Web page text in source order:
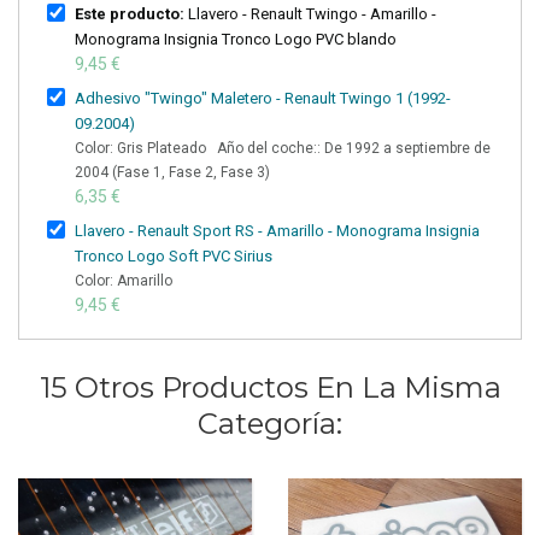
Este producto: Llavero - Renault Twingo - Amarillo -
Monograma Insignia Tronco Logo PVC blando
9,45 €
Adhesivo "Twingo" Maletero - Renault Twingo 1 (1992-
09.2004)
Color: Gris Plateado Año del coche:: De 1992 a septiembre de
2004 (Fase 1, Fase 2, Fase 3)
6,35 €
Llavero - Renault Sport RS - Amarillo - Monograma Insignia
Tronco Logo Soft PVC Sirius
Color: Amarillo
9,45 €
15 Otros Productos En La Misma
Categoría: